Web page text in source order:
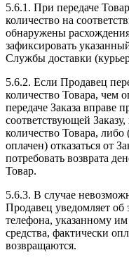
5.6.1. При передаче
количество на
обнаружены
зафиксировать
Службы доставки
5.6.2. Если Продавец
количество Товара, чем
передаче Заказа вправе
соответствующей
количество Товара,
оплачен) отказаться от
потребовать возврата
Товар.
5.6.3. В случае
Продавец уведомляет
телефона, указанному
средства, фактически
возвращаются.